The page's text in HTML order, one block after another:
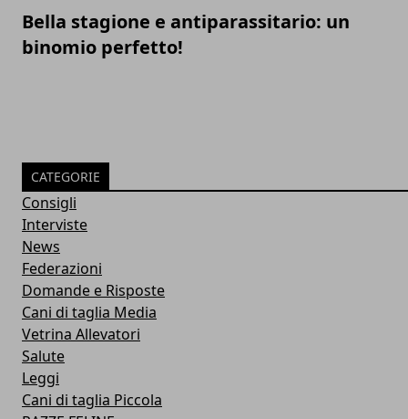
Bella stagione e antiparassitario: un
binomio perfetto!
CATEGORIE
Consigli
Interviste
News
Federazioni
Domande e Risposte
Cani di taglia Media
Vetrina Allevatori
Salute
Leggi
Cani di taglia Piccola